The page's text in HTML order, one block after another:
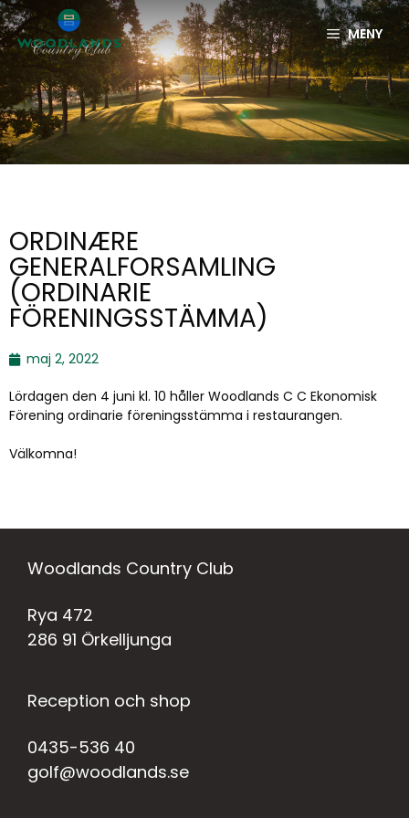
MENY
ORDINÆRE
GENERALFORSAMLING
(ORDINARIE
FÖRENINGSSTÄMMA)
maj 2, 2022
Lördagen den 4 juni kl. 10 håller Woodlands C C Ekonomisk
Förening ordinarie föreningsstämma i restaurangen.
Välkomna!
Woodlands Country Club
Rya 472
286 91 Örkelljunga
Reception och shop
0435-536 40
golf@woodlands.se